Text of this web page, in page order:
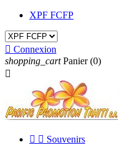
XPF FCFP
 Connexion
shopping_cart Panier (0)

  Souvenirs